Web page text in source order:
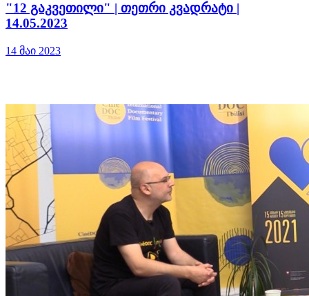
"12 გაკვეთილი" | თეთრი კვადრატი |
14.05.2023
14 მაი 2023